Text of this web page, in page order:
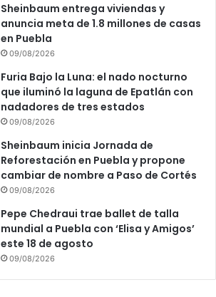
Sheinbaum entrega viviendas y
anuncia meta de 1.8 millones de casas
en Puebla
09/08/2026
Furia Bajo la Luna: el nado nocturno
que iluminó la laguna de Epatlán con
nadadores de tres estados
09/08/2026
Sheinbaum inicia Jornada de
Reforestación en Puebla y propone
cambiar de nombre a Paso de Cortés
09/08/2026
Pepe Chedraui trae ballet de talla
mundial a Puebla con ‘Elisa y Amigos’
este 18 de agosto
09/08/2026